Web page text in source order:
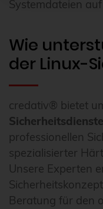
Systemdateien
Wie
der Linux-
credativ® bietet
Sicherheitsdienste
professionellen
spezialisierter
Unsere Experten
Beratung für den